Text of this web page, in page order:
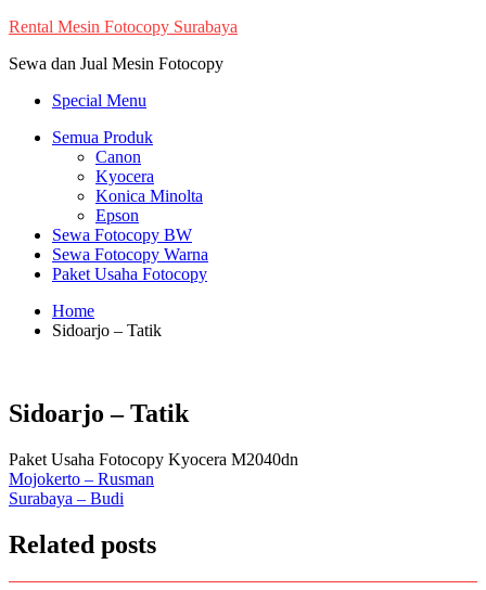
Skip
content
Rental Mesin Fotocopy Surabaya
Sewa dan Jual Mesin Fotocopy
Special Menu
Semua Produk
Canon
Kyocera
Konica Minolta
Epson
Sewa Fotocopy BW
Sewa Fotocopy Warna
Paket Usaha Fotocopy
Home
Sidoarjo – Tatik
Sidoarjo – Tatik
Paket Usaha Fotocopy Kyocera M2040dn
Post
navigation
Mojokerto – Rusman
Surabaya – Budi
Related posts